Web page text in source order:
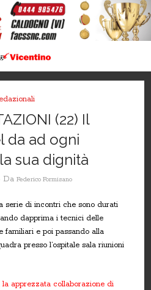
(22) Il
da ad ogni
sua dignità
Da Federico Formisano
serie di incontri che sono durati
dapprima i tecnici delle
familiari e poi passando alla
presso l’ospitale sala riunioni
apprezzata collaborazione di